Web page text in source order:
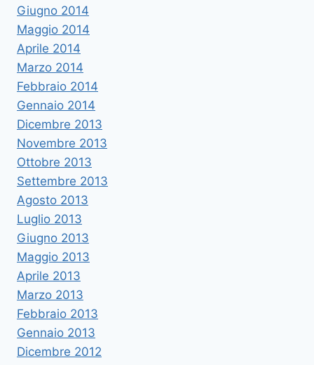
Giugno 2014
Maggio 2014
Aprile 2014
Marzo 2014
Febbraio 2014
Gennaio 2014
Dicembre 2013
Novembre 2013
Ottobre 2013
Settembre 2013
Agosto 2013
Luglio 2013
Giugno 2013
Maggio 2013
Aprile 2013
Marzo 2013
Febbraio 2013
Gennaio 2013
Dicembre 2012